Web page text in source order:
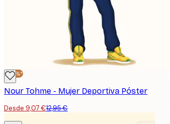
-30%*
Nour Tohme - Mujer Deportiva Póster
Desde 9,07 €12,95 €